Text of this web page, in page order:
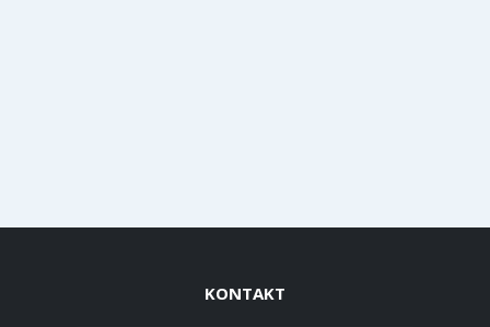
KONTAKT